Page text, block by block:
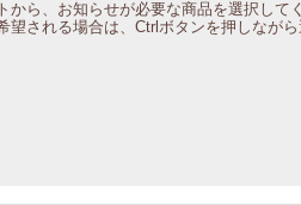
から、お知らせが必要な商品を選択して
望される場合は、Ctrlボタンを押しながら